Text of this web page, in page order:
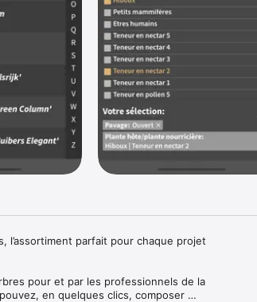
l’assortiment parfait pour chaque projet
pour et par les professionnels de la
en quelques clics, composer